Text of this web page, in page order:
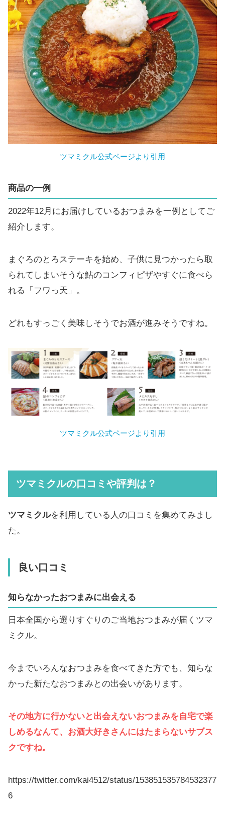
ツマミクル公式ページより引用
商品の一例
2022年12月にお届けしているおつまみを一例としてご
紹介します。
まぐろのとろステーキを始め、子供に見つかったら取
られてしまいそうな鮎のコンフィピザやすぐに食べら
れる「フワっ天」。
どれもすっごく美味しそうでお酒が進みそうですね。
ツマミクル公式ページより引用
ツマミクルの口コミや評判は？
ツマミクルを利用している人の口コミを集めてみまし
た。
良い口コミ
知らなかったおつまみに出会える
日本全国から選りすぐりのご当地おつまみが届くツマ
ミクル。
今までいろんなおつまみを食べてきた方でも、知らな
かった新たなおつまみとの出会いがあります。
その地方に行かないと出会えないおつまみを自宅で楽
しめるなんて、お酒大好きさんにはたまらないサブス
クですね。
https://twitter.com/kai4512/status/153851535784532377
6